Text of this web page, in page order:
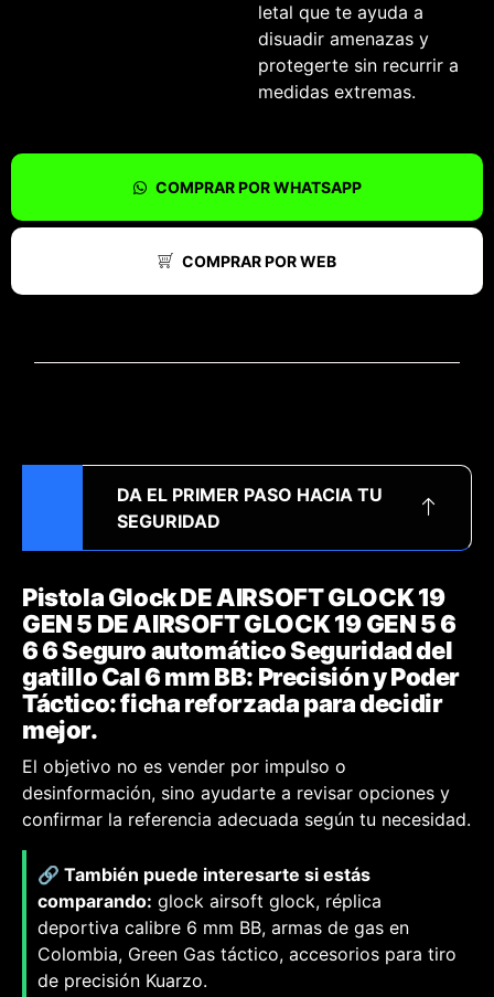
letal que te ayuda a
disuadir amenazas y
protegerte sin recurrir a
medidas extremas.
COMPRAR POR WHATSAPP
COMPRAR POR WEB
DA EL PRIMER PASO HACIA TU
SEGURIDAD
Pistola Glock DE AIRSOFT GLOCK 19
GEN 5 DE AIRSOFT GLOCK 19 GEN 5 6
6 6 Seguro automático Seguridad del
gatillo Cal 6 mm BB: Precisión y Poder
Táctico: ficha reforzada para decidir
mejor.
El objetivo no es vender por impulso o
desinformación, sino ayudarte a revisar opciones y
confirmar la referencia adecuada según tu necesidad.
🔗 También puede interesarte si estás
comparando: glock airsoft glock, réplica
deportiva calibre 6 mm BB, armas de gas en
Colombia, Green Gas táctico, accesorios para tiro
de precisión Kuarzo.